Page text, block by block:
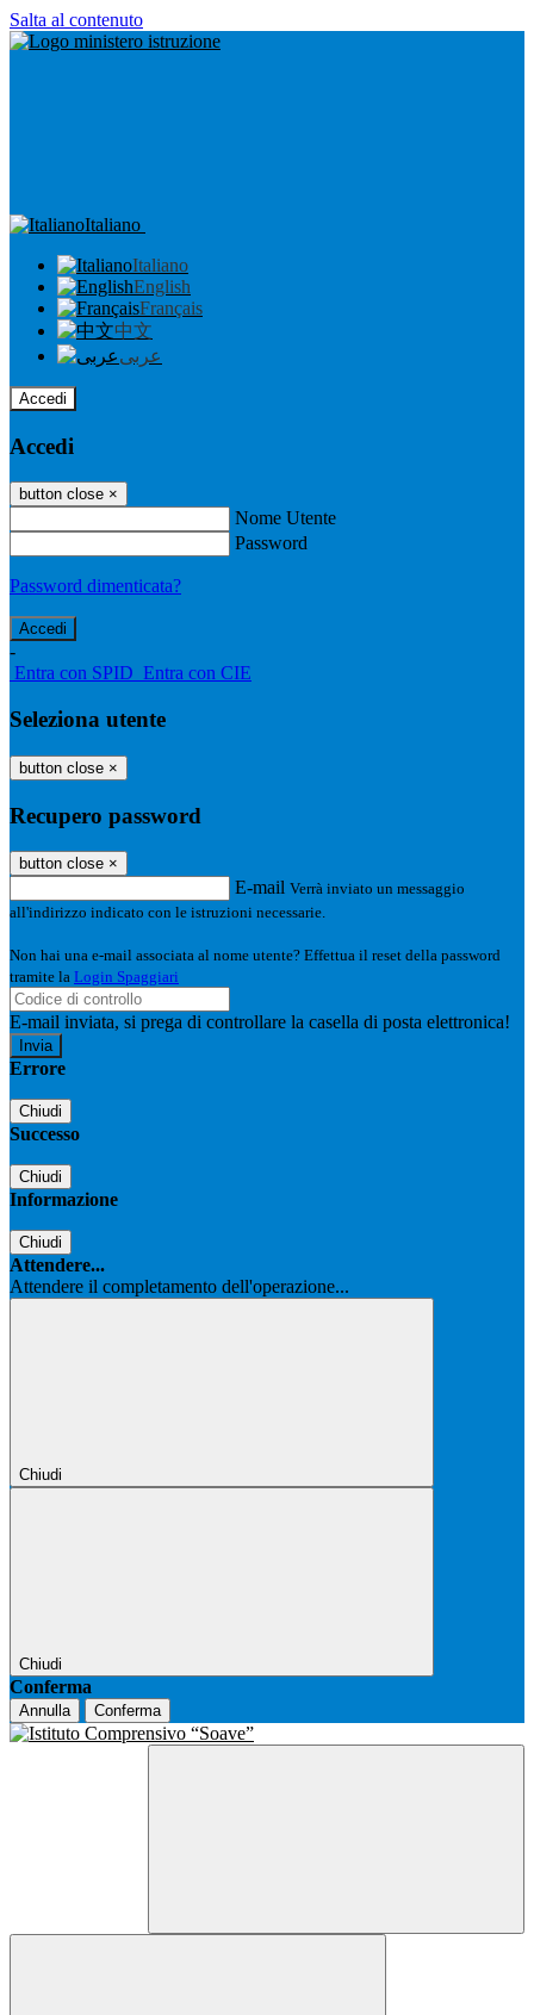
Salta al contenuto
Italiano
Italiano
English
Français
中文
عربى
Accedi
Accedi
button close ×
Nome Utente
Password
Password dimenticata?
-
Entra con SPID Entra con CIE
Seleziona utente
button close ×
Recupero password
button close ×
E-mail Verrà inviato un messaggio
all'indirizzo indicato con le istruzioni necessarie.
Non hai una e-mail associata al nome utente? Effettua il reset della password
tramite la Login Spaggiari
E-mail inviata, si prega di controllare la casella di posta elettronica!
Errore
Chiudi
Successo
Chiudi
Informazione
Chiudi
Attendere...
Attendere il completamento dell'operazione...
Chiudi
Chiudi
Conferma
Annulla Conferma